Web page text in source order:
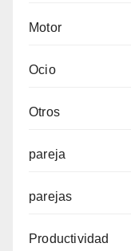
Motor
Ocio
Otros
pareja
parejas
Productividad